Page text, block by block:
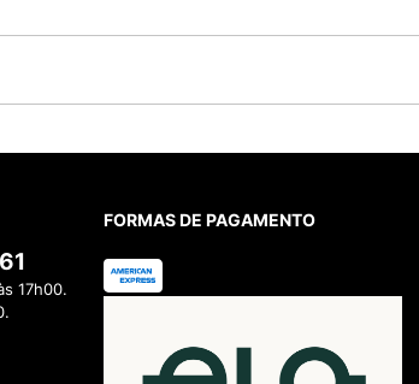
17h00.
FORMAS DE PAGAMENTO